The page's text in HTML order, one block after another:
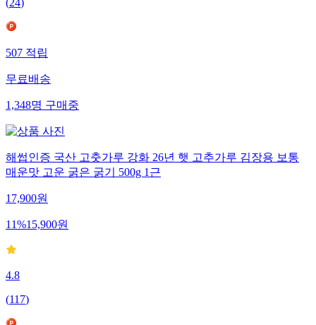
(24)
507적립
무료배송
1,348명구매중
해썹인증 국산 고춧가루 강화 26년 햇 고추가루 김장용 보통
매운맛 고운 굵은 굵기 500g 1근
17,900원
11%15,900원
4.8
(117)